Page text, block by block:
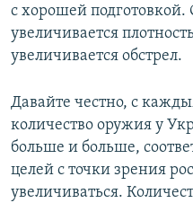
с хорошей
увеличивается
увеличивается обстрел.
Давайте честно, с
количество оружия у
больше и больше,
целей с точки зрения
увеличиваться.